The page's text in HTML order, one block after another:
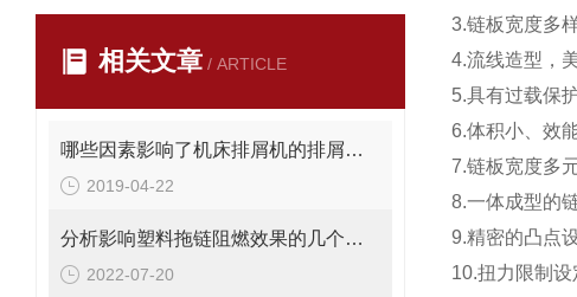
相关文章 / ARTICLE
哪些因素影响了机床排屑机的排屑量？
2019-04-22
分析影响塑料拖链阻燃效果的几个因素
2022-07-20
3.链板宽度多
4.流线造型，
5.具有过载保
6.体积小、效
7.链板宽度多
8.一体成型的
9.精密的凸点
10.扭力限制